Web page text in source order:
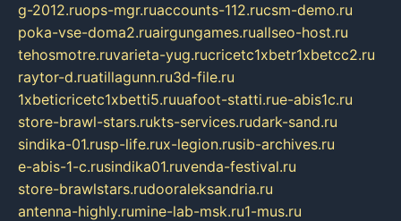
g-2012.ruops-mgr.ruaccounts-112.rucsm-demo.ru
poka-vse-doma2.ruairgungames.ruallseo-host.ru
tehosmotre.ruvarieta-yug.rucricetc1xbetr1xbetcc2.ru
raytor-d.ruatillagunn.ru3d-file.ru
1xbeticricetc1xbetti5.ruuafoot-statti.rue-abis1c.ru
store-brawl-stars.rukts-services.rudark-sand.ru
sindika-01.rusp-life.rux-legion.rusib-archives.ru
e-abis-1-c.rusindika01.ruvenda-festival.ru
store-brawlstars.rudooraleksandria.ru
antenna-highly.rumine-lab-msk.ru1-mus.ru